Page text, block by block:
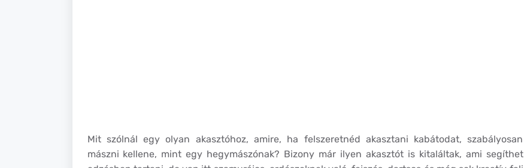
Mit szólnál egy olyan akasztóhoz, amire, ha felszeretnéd akasztani kabátodat, szabályosan
mászni kellene, mint egy hegymászónak? Bizony már ilyen akasztót is kitaláltak, ami segíthet